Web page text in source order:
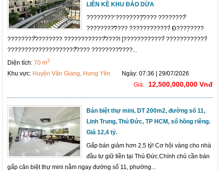
LIỀN KỀ KHU ĐẢO DỪA
????????̛ ????????̣̂???? ????????̛̉
????????̛̃???? ????????????̀ Đ????̣????
????????̂́???????? ????????????̂́????! [????????????̉ ????????????̀
????????????????????̂̉???? ????????̛????...
Diện tích:70 m2
Khu vực: Huyện Văn Giang, Hưng Yên
Ngày: 07:36 | 29/07/2026
Giá:
12,500,000,000 Vnđ
Bán biệt thự mini, DT 200m2, đường số 11,
Linh Trung, Thủ Đức, TP HCM, sổ hồng riêng.
Giá 12,4 tỷ.
Gấp bán giảm hơn 2,5 tỷ! Cơ hội vàng cho nhà
đầu tư giữ tiền tại Thủ Đức.Chính chủ cần bán
gấp căn biệt thự mini nằm ngay đường số 11, phường...